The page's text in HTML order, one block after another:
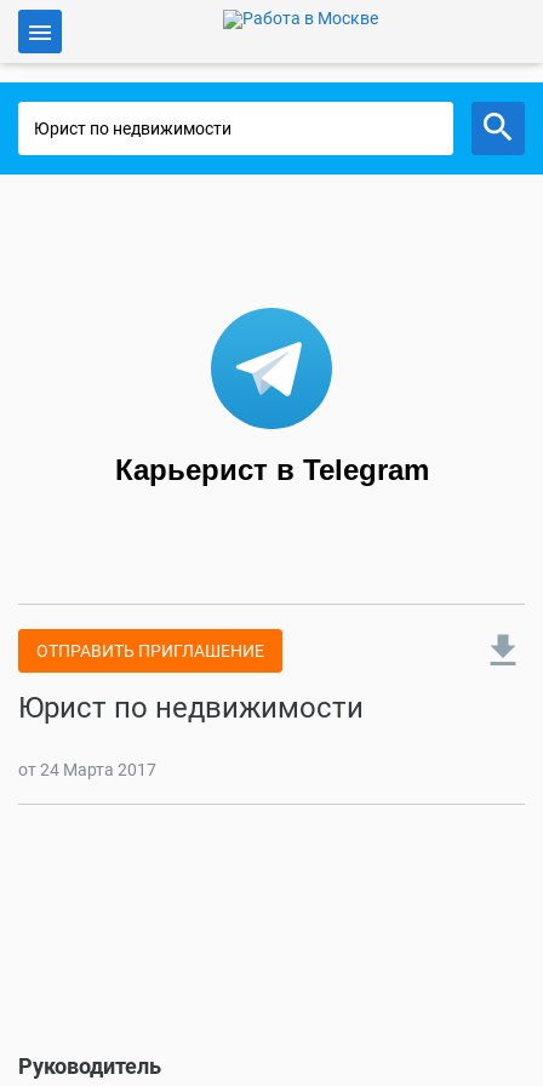
Работа в Москве
Карьерист в Telegram
ОТПРАВИТЬ ПРИГЛАШЕНИЕ file_download
Юрист по недвижимости
от 24 Марта 2017
Руководитель